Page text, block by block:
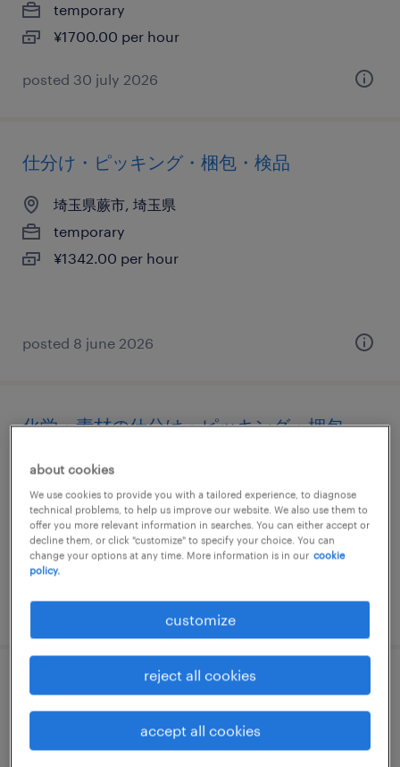
temporary
¥1700.00 per hour
posted 30 july 2026
仕分け・ピッキング・梱包・検品
埼玉県蕨市, 埼玉県
temporary
¥1342.00 per hour
posted 8 june 2026
化学・素材の仕分け・ピッキング・梱包、
埼玉県蕨市, 埼玉県
temporary
¥1600.00 per hour
posted 16 april 2026
オンサイト プロジェクト リーダー(ブリッジ
エンジニア)
about cookies
We use cookies to provide you with a tailored experience, to diagnose
technical problems, to help us improve our website. We also use them to
offer you more relevant information in searches. You can either accept or
decline them, or click "customize" to specify your choice. You can
change your options at any time. More information is in our cookie
policy.
customize
reject all cookies
accept all cookies